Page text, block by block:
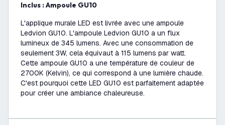
Inclus : Ampoule GU10
L'applique murale LED est livrée avec une ampoule
Ledvion GU10. L'ampoule Ledvion GU10 a un flux
lumineux de 345 lumens. Avec une consommation de
seulement 3W, cela équivaut à 115 lumens par watt.
Cette ampoule GU10 a une température de couleur de
2700K (Kelvin), ce qui correspond à une lumière chaude.
C'est pourquoi cette LED GU10 est parfaitement adaptée
pour créer une ambiance chaleureuse.